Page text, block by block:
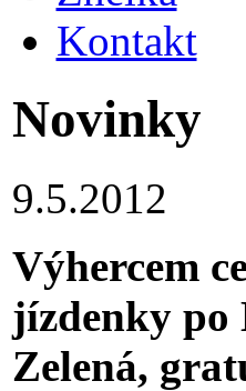
Kontakt
Novinky
9.5.2012
Výhercem
jízdenky po
Zelená,